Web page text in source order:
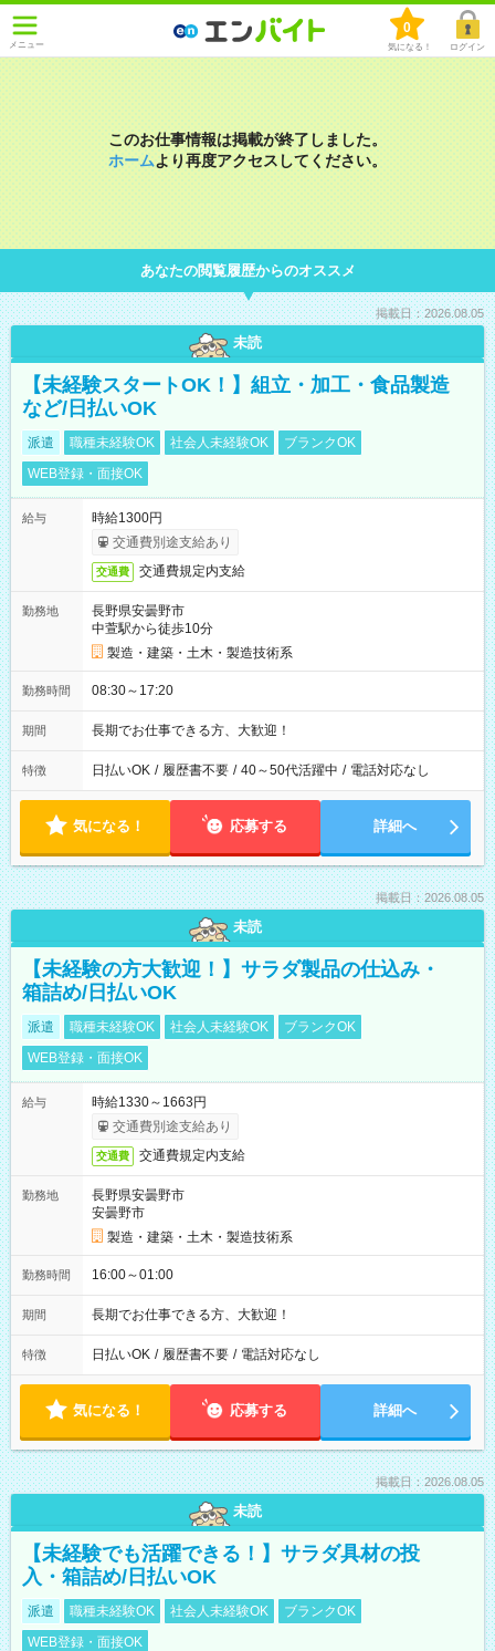
メニュー
0
気になる！ ログイン
このお仕事情報は掲載が終了しました。
ホームより再度アクセスしてください。
あなたの閲覧履歴からのオススメ
掲載日：2026.08.05
未読
【未経験スタートOK！】組立・加工・食品製造
など/日払いOK
派遣 職種未経験OK 社会人未経験OK
ブランクOK
WEB登録・面接OK
給与
時給1300円
交通費別途支給あり
交通費 交通費規定内支給
勤務地
長野県安曇野市
中萱駅から徒歩10分
製造・建築・土木・製造技術系
勤務時間 08:30～17:20
期間 長期でお仕事できる方、大歓迎！
特徴 日払いOK / 履歴書不要 / 40～50代活躍中 / 電話対応なし
気になる！ 応募する 詳細へ
掲載日：2026.08.05
未読
【未経験の方大歓迎！】サラダ製品の仕込み・
箱詰め/日払いOK
派遣 職種未経験OK 社会人未経験OK
ブランクOK
WEB登録・面接OK
給与
時給1330～1663円
交通費別途支給あり
交通費 交通費規定内支給
勤務地
長野県安曇野市
安曇野市
製造・建築・土木・製造技術系
勤務時間 16:00～01:00
期間 長期でお仕事できる方、大歓迎！
特徴 日払いOK / 履歴書不要 / 電話対応なし
気になる！ 応募する 詳細へ
掲載日：2026.08.05
未読
【未経験でも活躍できる！】サラダ具材の投
入・箱詰め/日払いOK
派遣 職種未経験OK 社会人未経験OK
ブランクOK
WEB登録・面接OK